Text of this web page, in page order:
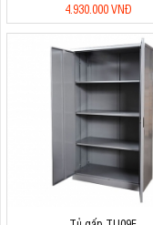
4.930.000 VNĐ